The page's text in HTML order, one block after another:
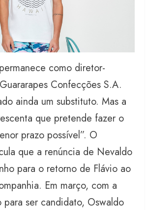
como diretor-
Confecções S.A.
ainda um substituto. Mas a
que pretende fazer o
prazo possível”. O
que a renúncia de Nevaldo
para o retorno de Flávio ao
Em março, com a
para ser candidato, Oswaldo